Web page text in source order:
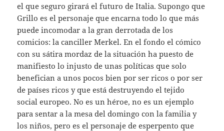
el que seguro girará el futuro de Italia. Supongo que
Grillo es el personaje que encarna todo lo que más
puede incomodar a la gran derrotada de los
comicios: la canciller Merkel. En el fondo el cómico
con su sátira mordaz de la situación ha puesto de
manifiesto lo injusto de unas políticas que solo
benefician a unos pocos bien por ser ricos o por ser
de países ricos y que está destruyendo el tejido
social europeo. No es un héroe, no es un ejemplo
para sentar a la mesa del domingo con la familia y
los niños, pero es el personaje de esperpento que